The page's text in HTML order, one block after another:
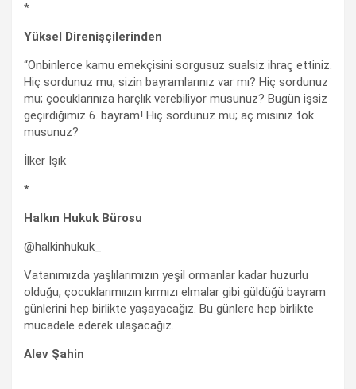
*
Yüksel Direnişçilerinden
“Onbinlerce kamu emekçisini sorgusuz sualsiz ihraç ettiniz.
Hiç sordunuz mu; sizin bayramlarınız var mı? Hiç sordunuz
mu; çocuklarınıza harçlık verebiliyor musunuz? Bugün işsiz
geçirdiğimiz 6. bayram! Hiç sordunuz mu; aç mısınız tok
musunuz?
İlker Işık
*
Halkın Hukuk Bürosu
‏@halkinhukuk_
Vatanımızda yaşlılarımızın yeşil ormanlar kadar huzurlu
olduğu, çocuklarımıızın kırmızı elmalar gibi güldüğü bayram
günlerini hep birlikte yaşayacağız. Bu günlere hep birlikte
mücadele ederek ulaşacağız.
Alev Şahin